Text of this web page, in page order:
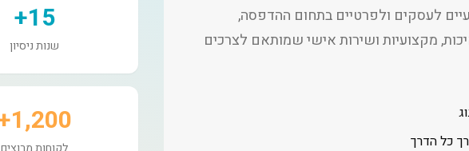
לעסקים ולפרטיים בתחום ההדפסה,
מקצועיות ושירות אישי שמותאם לצרכים
כל הדרך
15+
שנות ניסיון
1,200+